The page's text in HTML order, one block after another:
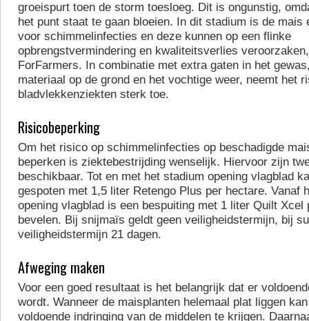
groeispurt toen de storm toesloeg. Dit is ongunstig,
het punt staat te gaan bloeien. In dit stadium is de mais
voor schimmelinfecties en deze kunnen op een flinke
opbrengstvermindering en kwaliteitsverlies
ForFarmers. In combinatie met extra gaten in het
materiaal op de grond en het vochtige weer, neemt het
bladvlekkenziekten sterk toe.
Risicobeperking
Om het risico op schimmelinfecties op beschadigde
beperken is ziektebestrijding wenselijk. Hiervoor zijn
beschikbaar. Tot en met het stadium opening vlagblad
gespoten met 1,5 liter Retengo Plus per hectare. Vanaf
opening vlagblad is een bespuiting met 1 liter Quilt Xcel
bevelen. Bij snijmaïs geldt geen veiligheidstermijn, bij
veiligheidstermijn 21 dagen.
Afweging maken
Voor een goed resultaat is het belangrijk dat er
wordt. Wanneer de maisplanten helemaal plat liggen
voldoende indringing van de middelen te krijgen.